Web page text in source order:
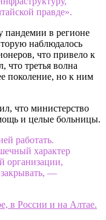
правде».
пандемии в регионе
наблюдалось
что привело к
что третья волна
поколение, но к ним
что министерство
и целые больницы.
работать.
характер
организации,
—
в России и на Алтае.